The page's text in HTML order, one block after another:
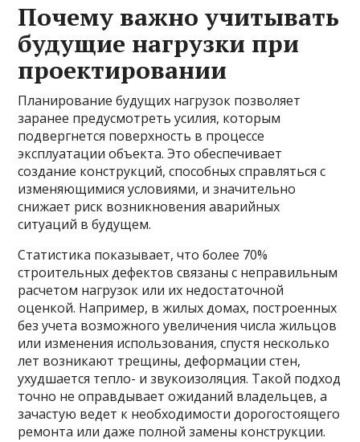
Почему важно учитывать
будущие нагрузки при
проектировании
Планирование будущих нагрузок позволяет
заранее предусмотреть усилия, которым
подвергнется поверхность в процессе
эксплуатации объекта. Это обеспечивает
создание конструкций, способных справляться с
изменяющимися условиями, и значительно
снижает риск возникновения аварийных
ситуаций в будущем.
Статистика показывает, что более 70%
строительных дефектов связаны с неправильным
расчетом нагрузок или их недостаточной
оценкой. Например, в жилых домах, построенных
без учета возможного увеличения числа жильцов
или изменения использования, спустя несколько
лет возникают трещины, деформации стен,
ухудшается тепло- и звукоизоляция. Такой подход
точно не оправдывает ожиданий владельцев, а
зачастую ведет к необходимости дорогостоящего
ремонта или даже полной замены конструкции.